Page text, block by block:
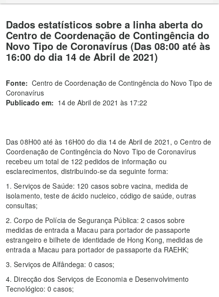
Dados estatísticos sobre a linha aberta do
Centro de Coordenação de Contingência do
Novo Tipo de Coronavírus (Das 08:00 até às
16:00 do dia 14 de Abril de 2021)
Fonte: Centro de Coordenação de Contingência do Novo Tipo de
Coronavírus
Publicado em: 14 de Abril de 2021 às 17:22
Das 08H00 até às 16H00 do dia 14 de Abril de 2021, o Centro de
Coordenação de Contingência do Novo Tipo de Coronavírus
recebeu um total de 122 pedidos de informação ou
esclarecimentos, distribuindo-se da seguinte forma:
1. Serviços de Saúde: 120 casos sobre vacina, medida de
isolamento, teste de ácido nucleico, código de saúde, outras
consultas;
2. Corpo de Polícia de Segurança Pública: 2 casos sobre
medidas de entrada a Macau para portador de passaporte
estrangeiro e bilhete de identidade de Hong Kong, medidas de
entrada a Macau para portador de passaporte da RAEHK;
3. Serviços de Alfândega: 0 casos;
4. Direcção dos Serviços de Economia e Desenvolvimento
Tecnológico: 0 casos;